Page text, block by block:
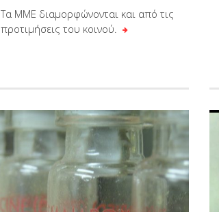
Τα ΜΜΕ διαμορφώνονται και από τις
προτιμήσεις του κοινού.